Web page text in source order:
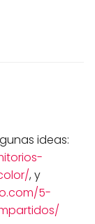
ideas:
, y
5-